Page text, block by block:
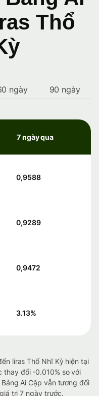
Thổ
ngày 90 ngày
7 ngày qua
0,9588
0,9289
0,9472
3.13%
liras Thổ Nhĩ Kỳ hiện tại
thay đổi -0.010% so với
Ai Cập vẫn tương đối
trị 7 ngày trước.